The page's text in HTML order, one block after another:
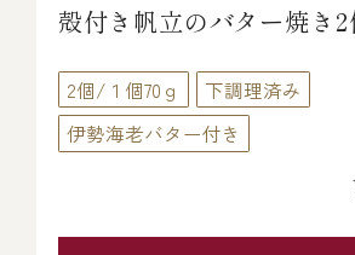
殻付き帆立のバター焼き2
2個/１個70ｇ
下調理済み
伊勢海老バター付き